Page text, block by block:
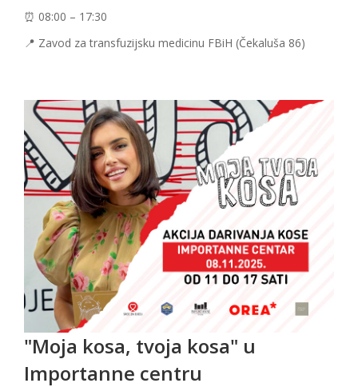
⏰ 08:00 – 17:30
📍 Zavod za transfuzijsku medicinu FBiH (Čekaluša 86)
"Moja kosa, tvoja kosa" u
Importanne centru